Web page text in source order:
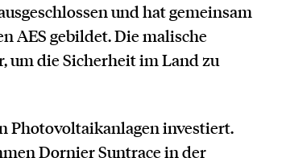
und hat gemeinsam
AES gebildet. Die malische
um die Sicherheit im Land zu
Photovoltaikanlagen investiert.
Dornier Suntrace in der